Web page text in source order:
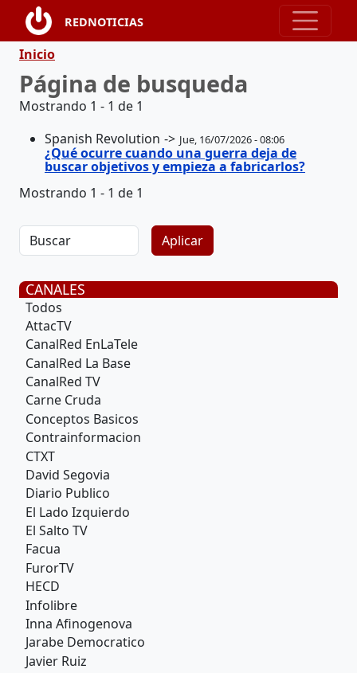
Pasar al contenido principal
REDNOTICIAS
Ruta de navegación
Inicio
Página de busqueda
Mostrando 1 - 1 de 1
Spanish Revolution
Jue, 16/07/2026 - 08:06
¿Qué ocurre cuando una guerra deja de
buscar objetivos y empieza a fabricarlos?
Mostrando 1 - 1 de 1
CANALES
Todos
AttacTV
CanalRed EnLaTele
CanalRed La Base
CanalRed TV
Carne Cruda
Conceptos Basicos
Contrainformacion
CTXT
David Segovia
Diario Publico
El Lado Izquierdo
El Salto TV
Facua
FurorTV
HECD
Infolibre
Inna Afinogenova
Jarabe Democratico
Javier Ruiz